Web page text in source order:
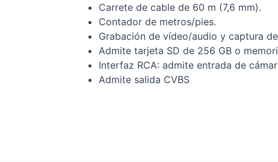
Carrete de cable de 60 m (7,6 mm).
Contador de metros/pies.
Grabación de vídeo/audio y captura
Admite tarjeta SD de 256 GB o
Interfaz RCA: admite entrada de
Admite salida CVBS